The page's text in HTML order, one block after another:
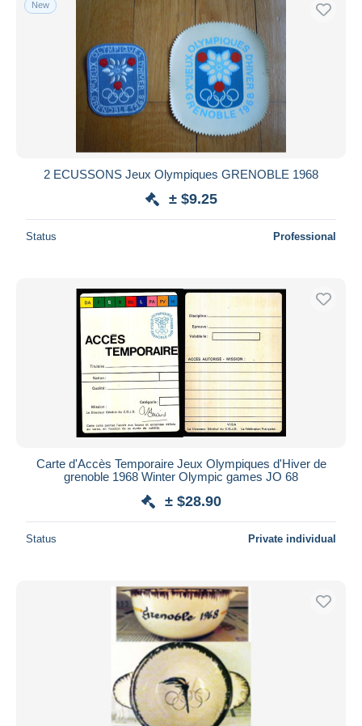
New
2 ECUSSONS Jeux Olympiques GRENOBLE 1968
± $9.25
Status Professional
Carte d'Accès Temporaire Jeux Olympiques d'Hiver de
grenoble 1968 Winter Olympic games JO 68
± $28.90
Status Private individual